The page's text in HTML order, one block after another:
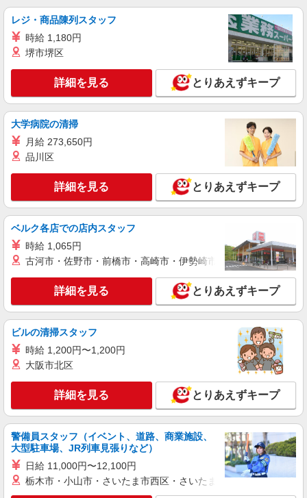
レジ・商品陳列スタッフ
時給 1,180円
堺市堺区
詳細を見る とりあえずキープ
大学病院の清掃
月給 273,650円
品川区
詳細を見る とりあえずキープ
ベルク各店での店内スタッフ
時給 1,065円
古河市・佐野市・前橋市・高崎市・伊勢崎市・太田市・館林市
詳細を見る とりあえずキープ
ビルの清掃スタッフ
時給 1,200円〜1,200円
大阪市北区
詳細を見る とりあえずキープ
警備員スタッフ（イベント、道路、商業施設、
大型駐車場、JR列車見張りなど）
日給 11,000円〜12,100円
栃木市・小山市・さいたま市西区・さいたま市岩槻区・久喜市・